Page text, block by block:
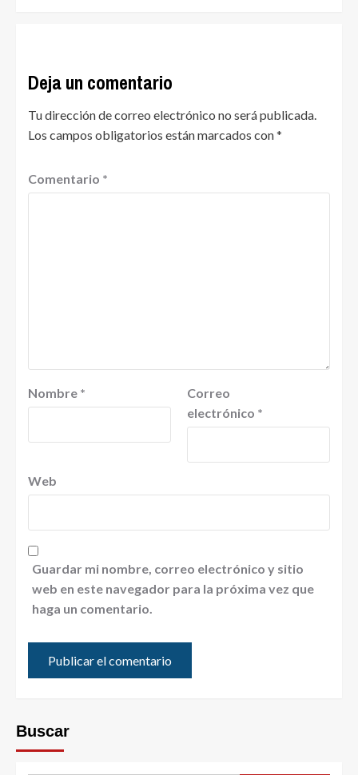
Deja un comentario
Tu dirección de correo electrónico no será publicada.
Los campos obligatorios están marcados con*
Comentario *
Nombre *
Correo
electrónico *
Web
Guardar mi nombre, correo electrónico y sitio
web en este navegador para la próxima vez que
haga un comentario.
Buscar